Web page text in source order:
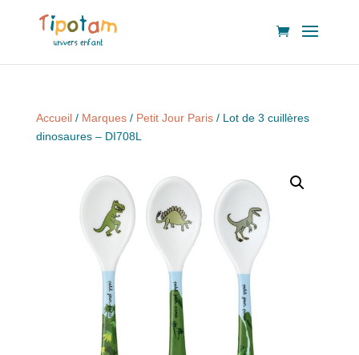
Accueil/ Marques/ Petit Jour Paris/ Lot de 3 cuillères
dinosaures – DI708L